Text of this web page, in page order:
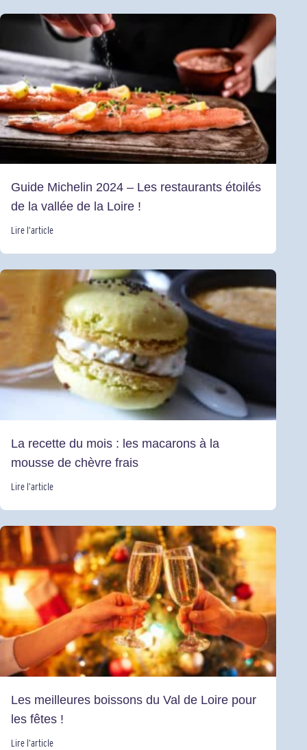
Guide Michelin 2024 – Les restaurants étoilés
de la vallée de la Loire !
Lire l’article
La recette du mois : les macarons à la
mousse de chèvre frais
Lire l’article
Les meilleures boissons du Val de Loire pour
les fêtes !
Lire l’article